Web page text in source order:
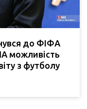
до ФІФА
можливість
з футболу